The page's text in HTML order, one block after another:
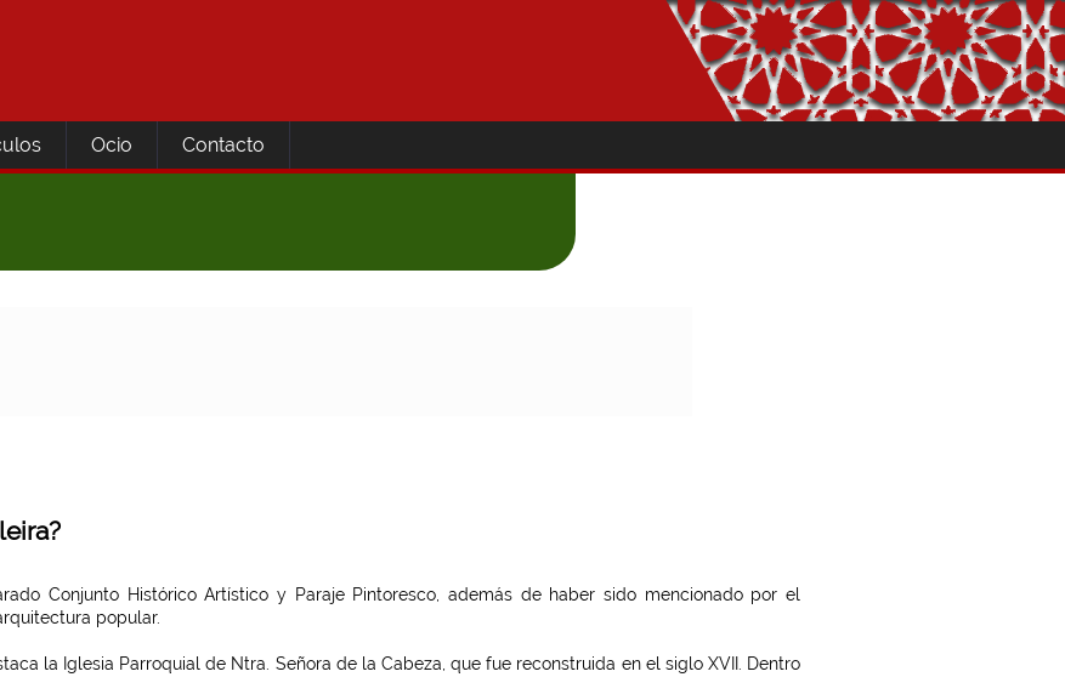
Ocio Contacto
Conjunto Histórico Artístico y Paraje Pintoresco, además de haber sido mencionado por el
popular.
la Iglesia Parroquial de Ntra. Señora de la Cabeza, que fue reconstruida en el siglo XVII. Dentro